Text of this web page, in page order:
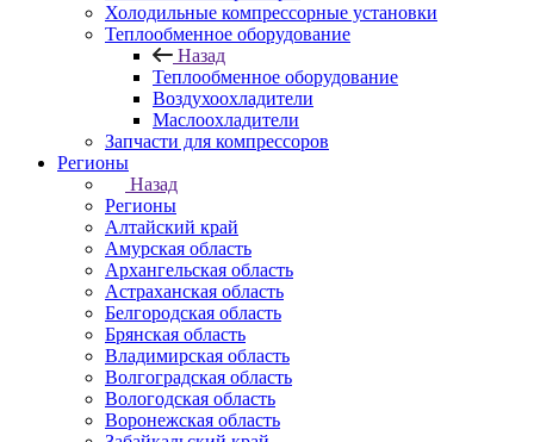
Холодильные компрессорные установки
Теплообменное оборудование
Назад
Теплообменное оборудование
Воздухоохладители
Маслоохладители
Запчасти для компрессоров
Регионы
Назад
Регионы
Алтайский край
Амурская область
Архангельская область
Астраханская область
Белгородская область
Брянская область
Владимирская область
Волгоградская область
Вологодская область
Воронежская область